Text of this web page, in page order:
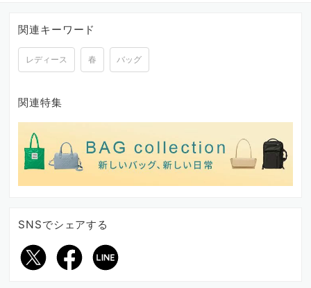
関連キーワード
レディース 春 バッグ
関連特集
SNSでシェアする